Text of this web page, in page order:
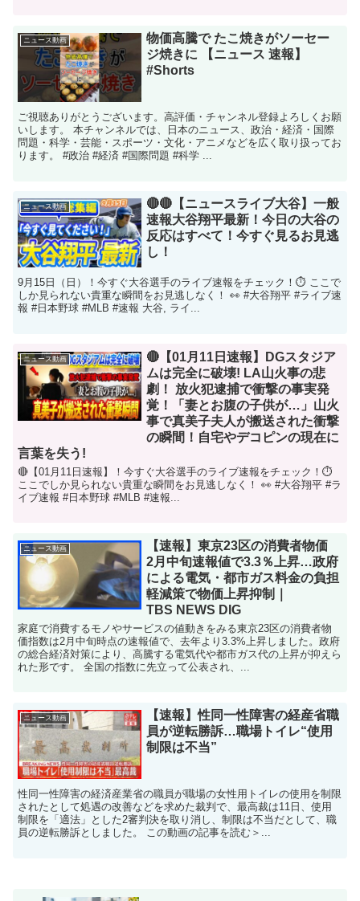
ニュース動画
物価高騰で たこ焼きがソーセー
ジ焼きに 【ニュース 速報】
#Shorts
ご視聴ありがとうございます。高評価・チャンネル登録よろしくお願
いします。 本チャンネルでは、日本のニュース、政治・経済・国際
問題・科学・芸能・スポーツ・文化・アニメなどを広く取り扱ってお
ります。 #政治 #経済 #国際問題 #科学 ...
ニュース動画
🔴🔴【ニュースライブ大谷】一般
速報大谷翔平最新！今日の大谷の
反応はすべて！今すぐ見るお見逃
し！
9月15日（日）！今すぐ大谷選手のライブ速報をチェック！⏱️ ここで
しか見られない貴重な瞬間をお見逃しなく！ 👀 #大谷翔平 #ライブ速
報 #日本野球 #MLB #速報 大谷, ライ...
ニュース動画
🔴【01月11日速報】DGスタジア
ムは完全に破壊! LA山火事の悲
劇！ 放火犯逮捕で衝撃の事実発
覚！「妻とお腹の子供が…」山火
事で真美子夫人が搬送された衝撃
の瞬間！自宅やデコピンの現在に
言葉を失う!
🔴【01月11日速報】！今すぐ大谷選手のライブ速報をチェック！⏱️
ここでしか見られない貴重な瞬間をお見逃しなく！ 👀 #大谷翔平 #ラ
イブ速報 #日本野球 #MLB #速報...
ニュース動画
【速報】東京23区の消費者物価
2月中旬速報値で3.3％上昇…政府
による電気・都市ガス料金の負担
軽減策で物価上昇抑制｜
TBS NEWS DIG
家庭で消費するモノやサービスの値動きをみる東京23区の消費者物
価指数は2月中旬時点の速報値で、去年より3.3%上昇しました。政府
の総合経済対策により、高騰する電気代や都市ガス代の上昇が抑えら
れた形です。 全国の指数に先立って公表され、...
ニュース動画
【速報】性同一性障害の経産省職
員が逆転勝訴…職場トイレ“使用
制限は不当”
性同一性障害の経済産業省の職員が職場の女性用トイレの使用を制限
されたとして処遇の改善などを求めた裁判で、最高裁は11日、使用
制限を「適法」とした2審判決を取り消し、制限は不当だとして、職
員の逆転勝訴としました。 この動画の記事を読む＞...